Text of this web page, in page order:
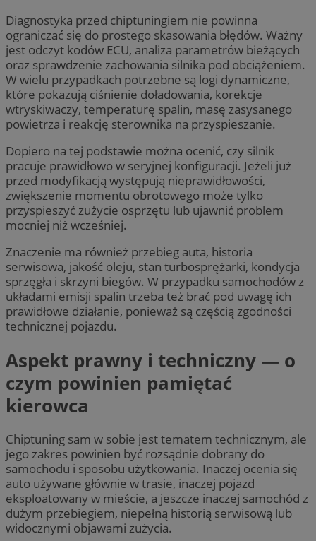
Diagnostyka przed chiptuningiem nie powinna
ograniczać się do prostego skasowania błędów. Ważny
jest odczyt kodów ECU, analiza parametrów bieżących
oraz sprawdzenie zachowania silnika pod obciążeniem.
W wielu przypadkach potrzebne są logi dynamiczne,
które pokazują ciśnienie doładowania, korekcje
wtryskiwaczy, temperaturę spalin, masę zasysanego
powietrza i reakcję sterownika na przyspieszanie.
Dopiero na tej podstawie można ocenić, czy silnik
pracuje prawidłowo w seryjnej konfiguracji. Jeżeli już
przed modyfikacją występują nieprawidłowości,
zwiększenie momentu obrotowego może tylko
przyspieszyć zużycie osprzętu lub ujawnić problem
mocniej niż wcześniej.
Znaczenie ma również przebieg auta, historia
serwisowa, jakość oleju, stan turbosprężarki, kondycja
sprzęgła i skrzyni biegów. W przypadku samochodów z
układami emisji spalin trzeba też brać pod uwagę ich
prawidłowe działanie, ponieważ są częścią zgodności
technicznej pojazdu.
Aspekt prawny i techniczny — o
czym powinien pamiętać
kierowca
Chiptuning sam w sobie jest tematem technicznym, ale
jego zakres powinien być rozsądnie dobrany do
samochodu i sposobu użytkowania. Inaczej ocenia się
auto używane głównie w trasie, inaczej pojazd
eksploatowany w mieście, a jeszcze inaczej samochód z
dużym przebiegiem, niepełną historią serwisową lub
widocznymi objawami zużycia.